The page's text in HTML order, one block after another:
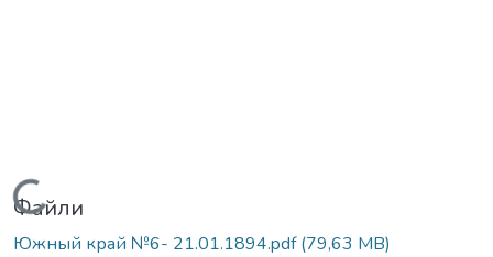
Вантажиться...
Файли
Южный край №6- 21.01.1894.pdf(79,63 MB)